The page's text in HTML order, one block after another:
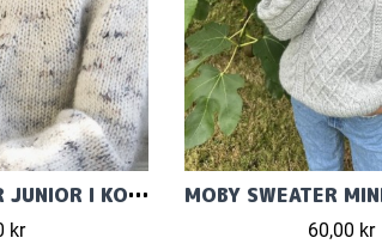
NOVICE SWEATER JUNIOR I KOS ELLER BORSTAD ALPAKKA
kr 60,00 kr